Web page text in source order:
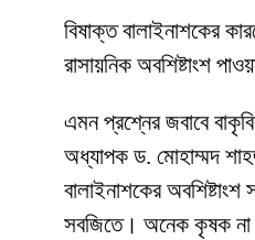
বিষাক্ত বালাইনাশকের
রাসায়নিক অবশিষ্টাংশ
এমন প্রশ্নের জবাবে
অধ্যাপক ড. মোহাম্মদ
বালাইনাশকের অবশিষ্টাংশ
সবজিতে। অনেক কৃষক না